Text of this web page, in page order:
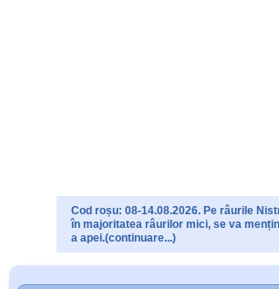
Cod roșu: 08-14.08.2026. Pe râurile
în majoritatea râurilor mici, se va
a apei.(continuare...)